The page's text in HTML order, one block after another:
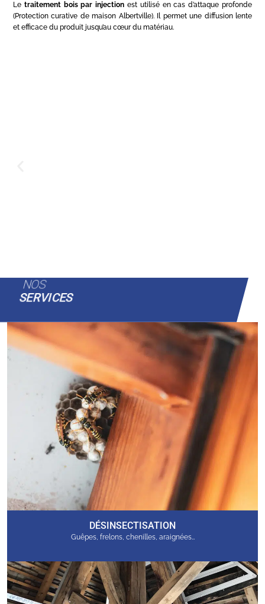
Le traitement bois par injection est utilisé en cas d’attaque profonde
(Protection curative de maison Albertville). Il permet une diffusion lente
et efficace du produit jusqu’au cœur du matériau.
NOS
SERVICES
DÉSINSECTISATION
Guêpes, frelons, chenilles, araignées…